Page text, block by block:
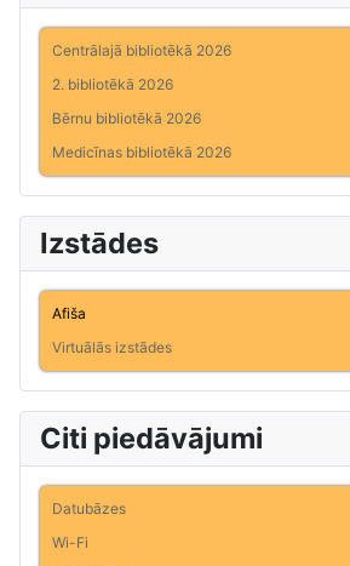
Centrālajā bibliotēkā 2026
2. bibliotēkā 2026
Bērnu bibliotēkā 2026
Medicīnas bibliotēkā 2026
Izstādes
Afiša
Virtuālās izstādes
Citi piedāvājumi
Datubāzes
Wi-Fi